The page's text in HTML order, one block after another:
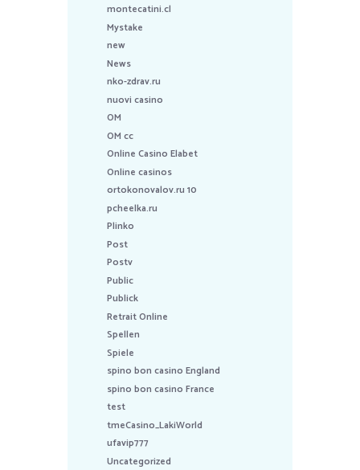
montecatini.cl
Mystake
new
News
nko-zdrav.ru
nuovi casino
OM
OM cc
Online Casino Elabet
Online casinos
ortokonovalov.ru 10
pcheelka.ru
Plinko
Post
Postv
Public
Publick
Retrait Online
Spellen
Spiele
spino bon casino England
spino bon casino France
test
tmeCasino_LakiWorld
ufavip777
Uncategorized